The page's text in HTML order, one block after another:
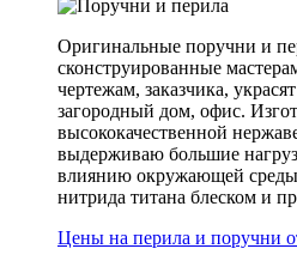
Оригинальные поручни и
сконструированные
чертежам, заказчика,
загородный дом, офис.
высококачественной
выдерживаю большие
влиянию окружающей
нитрида титана блеском и
Цены на перила и поручни